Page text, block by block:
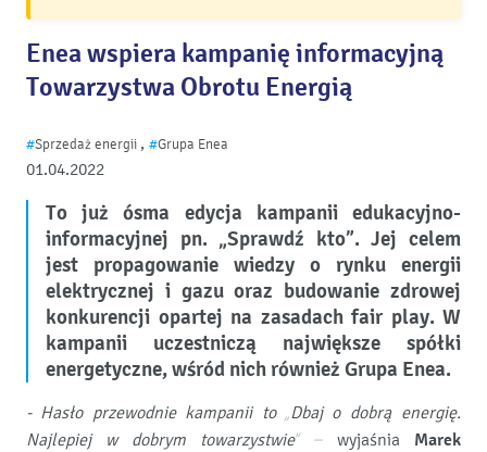
Enea wspiera kampanię informacyjną
Towarzystwa Obrotu Energią
01.04.2022
#Sprzedaż energii , #Grupa Enea
To już ósma edycja kampanii edukacyjno-
informacyjnej pn. „Sprawdź kto”. Jej celem
jest propagowanie wiedzy o rynku energii
elektrycznej i gazu oraz budowanie zdrowej
konkurencji opartej na zasadach fair play. W
kampanii uczestniczą największe spółki
energetyczne, wśród nich również Grupa Enea.
- Hasło przewodnie kampanii to „Dbaj o dobrą energię.
Najlepiej w dobrym towarzystwie” – wyjaśnia Marek